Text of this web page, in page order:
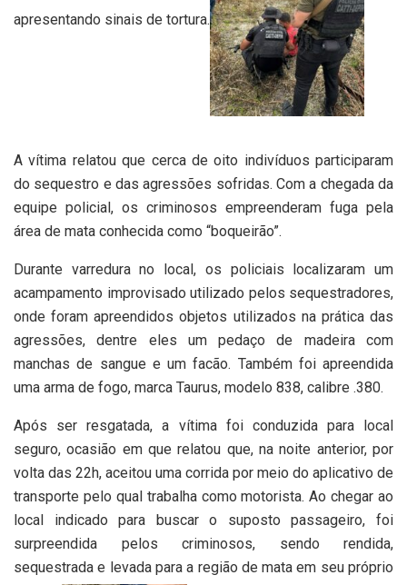
apresentando sinais de tortura.
A vítima relatou que cerca de oito indivíduos participaram
do sequestro e das agressões sofridas. Com a chegada da
equipe policial, os criminosos empreenderam fuga pela
área de mata conhecida como “boqueirão”.
Durante varredura no local, os policiais localizaram um
acampamento improvisado utilizado pelos sequestradores,
onde foram apreendidos objetos utilizados na prática das
agressões, dentre eles um pedaço de madeira com
manchas de sangue e um facão. Também foi apreendida
uma arma de fogo, marca Taurus, modelo 838, calibre .380.
Após ser resgatada, a vítima foi conduzida para local
seguro, ocasião em que relatou que, na noite anterior, por
volta das 22h, aceitou uma corrida por meio do aplicativo de
transporte pelo qual trabalha como motorista. Ao chegar ao
local indicado para buscar o suposto passageiro, foi
surpreendida pelos criminosos, sendo rendida,
sequestrada e levada para a região de mata em seu próprio